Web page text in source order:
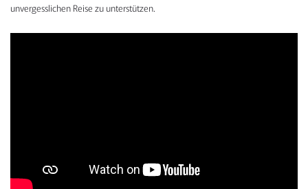
unvergesslichen Reise zu unterstützen.